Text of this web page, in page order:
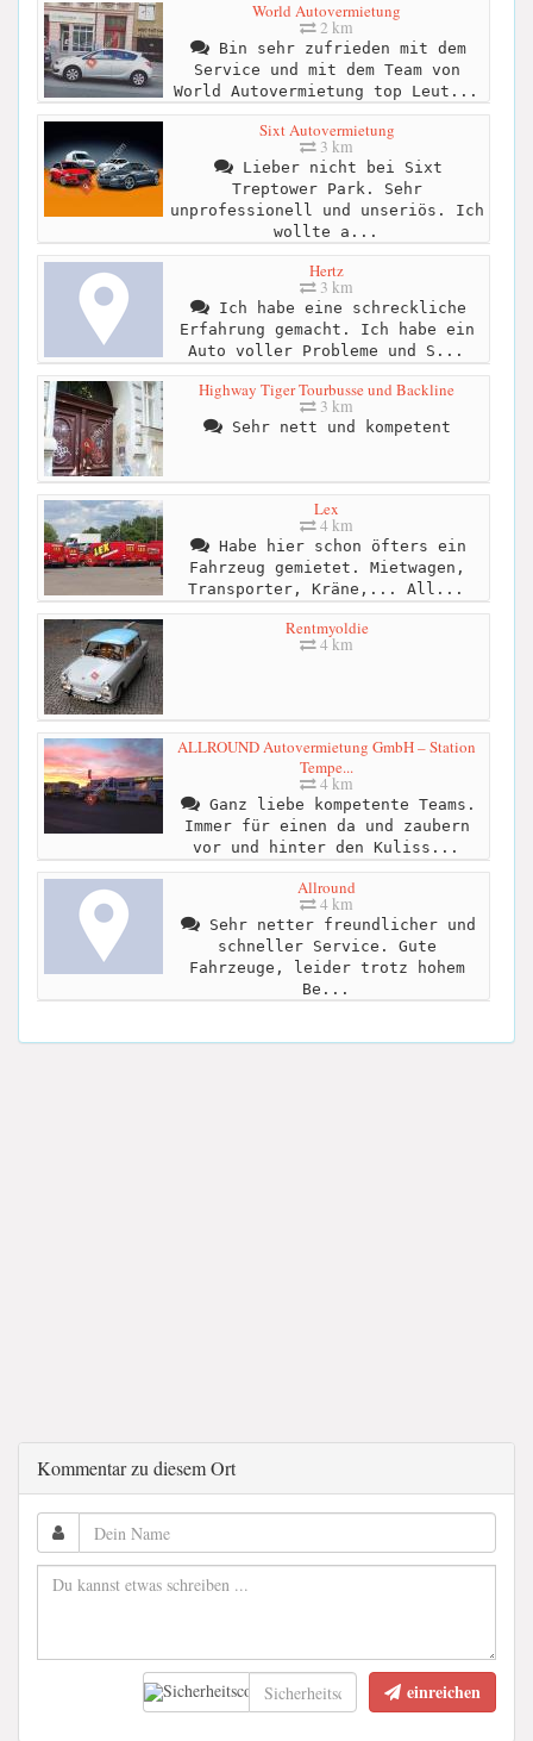
World Autovermietung
2 km
Bin sehr zufrieden mit dem
Service und mit dem Team von
World Autovermietung top Leut...
Sixt Autovermietung
3 km
Lieber nicht bei Sixt
Treptower Park. Sehr
unprofessionell und unseriös. Ich
wollte a...
Hertz
3 km
Ich habe eine schreckliche
Erfahrung gemacht. Ich habe ein
Auto voller Probleme und S...
Highway Tiger Tourbusse und Backline
3 km
Sehr nett und kompetent
Lex
4 km
Habe hier schon öfters ein
Fahrzeug gemietet. Mietwagen,
Transporter, Kräne,... All...
Rentmyoldie
4 km
ALLROUND Autovermietung GmbH – Station
Tempe...
4 km
Ganz liebe kompetente Teams.
Immer für einen da und zaubern
vor und hinter den Kuliss...
Allround
4 km
Sehr netter freundlicher und
schneller Service. Gute
Fahrzeuge, leider trotz hohem
Be...
Kommentar zu diesem Ort
einreichen